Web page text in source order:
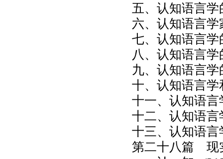
五、认知语言学
六、认知语言
七、认知语言学
八、认知语言
九、认知语言
十、认知语言
十一、认知语言
十二、认知语言
十三、认知语
第二十八篇